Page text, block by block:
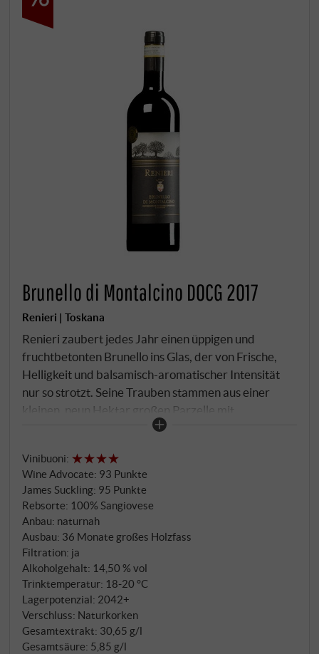
Brunello di Montalcino DOCG 2017
Renieri | Toskana
Renieri zaubert jedes Jahr einen üppigen und
fruchtbetonten Brunello ins Glas, der von Frische,
Helligkeit und balsamisch-aromatischer Intensität
nur so strotzt. Seine Trauben stammen aus einer
kleinen, neun Hektar großen Parzelle mit
kalkhaltigen Lehmböden. Er bietet kräftige Kirsch-
blauen Blüten. Die wunderbar abgestimmte Säure
bugsiert diesen Paradewein in ein schier unendliches
Finale. Vollends gelungen! SUPERIORE.DE
Vinibuoni:
Wine Advocate: 93 Punkte
James Suckling: 95 Punkte
Rebsorte: 100% Sangiovese
Anbau: naturnah
Ausbau: 36 Monate großes Holzfass
Filtration: ja
Alkoholgehalt: 14,50 % vol
Trinktemperatur: 18‑20 °C
Lagerpotenzial: 2042+
Verschluss: Naturkorken
Gesamtextrakt: 30,65 g/l
Gesamtsäure: 5,85 g/l